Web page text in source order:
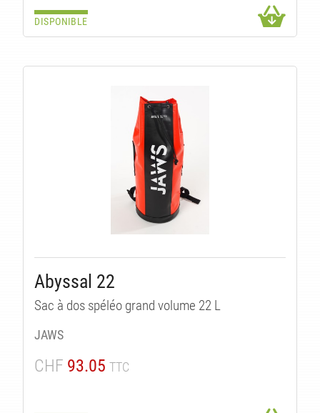
DISPONIBLE
Abyssal 22
Sac à dos spéléo grand volume 22 L
JAWS
CHF 93.05 TTC